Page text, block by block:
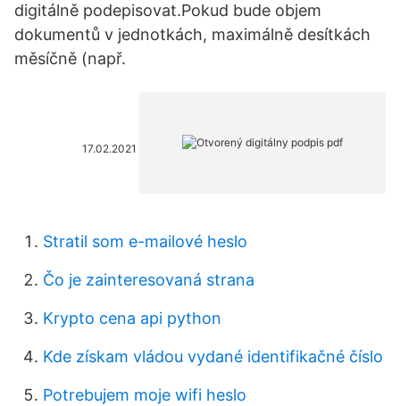
digitálně podepisovat.Pokud bude objem
dokumentů v jednotkách, maximálně desítkách
měsíčně (např.
17.02.2021
Stratil som e-mailové heslo
Čo je zainteresovaná strana
Krypto cena api python
Kde získam vládou vydané identifikačné číslo
Potrebujem moje wifi heslo